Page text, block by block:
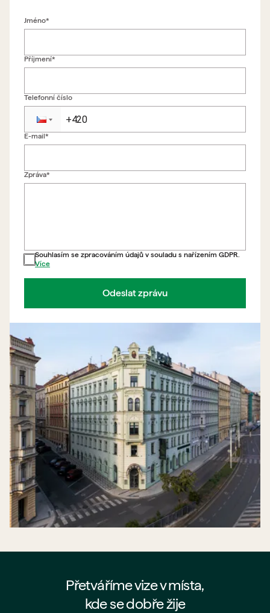
Zpět na formulář
Jméno*
Příjmení*
Telefonní číslo
E-mail*
Zpráva*
Souhlasím se zpracováním údajů v souladu s nařízením GDPR.
Více
Odeslat zprávu
Přetváříme vize v místa,
kde se dobře žije